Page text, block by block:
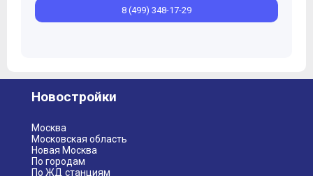
8 (499) 348-17-29
Новостройки
Москва
Московская область
Новая Москва
По городам
По ЖД станциям